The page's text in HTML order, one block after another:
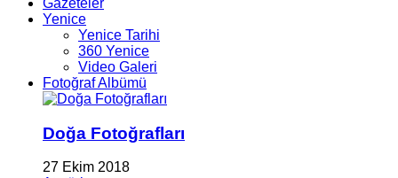
Yenice
Yenice Tarihi
360 Yenice
Video Galeri
Fotoğraf Albümü
Doğa Fotoğrafları
27 Ekim 2018